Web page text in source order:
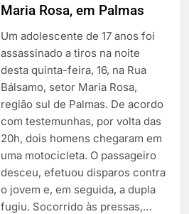
Maria Rosa, em Palmas
Um adolescente de 17 anos foi
assassinado a tiros na noite
desta quinta-feira, 16, na Rua
Bálsamo, setor Maria Rosa,
região sul de Palmas. De acordo
com testemunhas, por volta das
20h, dois homens chegaram em
uma motocicleta. O passageiro
desceu, efetuou disparos contra
o jovem e, em seguida, a dupla
fugiu. Socorrido às pressas,…